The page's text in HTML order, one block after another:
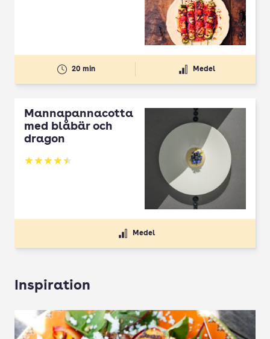
20 min Medel
Mannapannacotta
med blåbär och
dragon
Betyg: 4.5 av 5
Medel
Inspiration